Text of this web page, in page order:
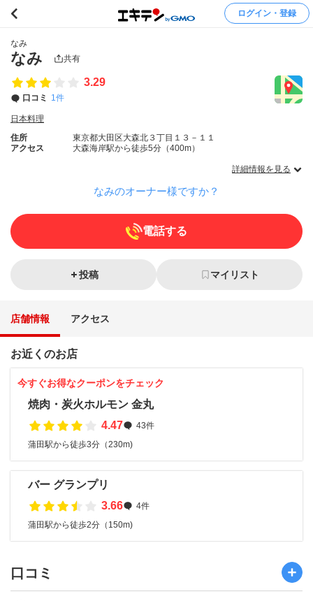
ログイン・登録
なみ
なみ 共有
3.29
口コミ 1件
日本料理
住所
東京都大田区大森北３丁目１３－１１
アクセス
大森海岸駅から徒歩5分（400m）
詳細情報を見る
なみのオーナー様ですか？
電話する
投稿 マイリスト
店舗情報 アクセス
お近くのお店
今すぐお得なクーポンをチェック
焼肉・炭火ホルモン 金丸
4.47
43件
蒲田駅から徒歩3分（230m)
バー グランプリ
3.66
4件
蒲田駅から徒歩2分（150m)
口コミ